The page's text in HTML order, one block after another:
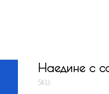
Наедине с
SKU: